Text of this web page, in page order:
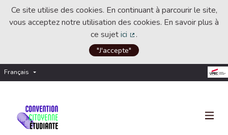
Ce site utilise des cookies. En continuant à parcourir le site,
vous acceptez notre utilisation des cookies. En savoir plus à
ce sujetici
(Lien externe)
.
"J'accepte"
Français Choisir la langue